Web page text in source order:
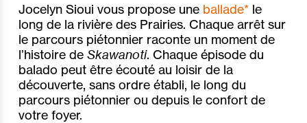
Jocelyn Sioui vous propose une ballade* le
long de la rivière des Prairies. Chaque arrêt sur
le parcours piétonnier raconte un moment de
l’histoire de Skawanoti. Chaque épisode du
balado peut être écouté au loisir de la
découverte, sans ordre établi, le long du
parcours piétonnier ou depuis le confort de
votre foyer.